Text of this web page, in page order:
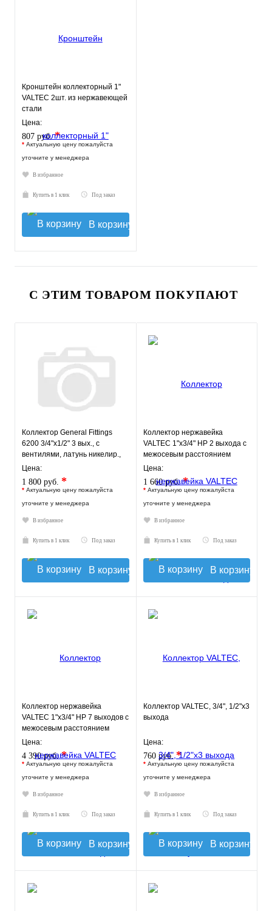
Кронштейн коллекторный 1"
VALTEC 2шт. из нержавеющей
стали
Цена:
807 руб.*
* Актуальную цену пожалуйста
уточните у менеджера
В избранное
Купить в 1 клик Под заказ
В корзину
С ЭТИМ ТОВАРОМ ПОКУПАЮТ
Коллектор General Fittings
6200 3/4"х1/2" 3 вых., c
вентилями, латунь никелир.,
красный
Цена:
1 800 руб. *
* Актуальную цену пожалуйста
уточните у менеджера
В избранное
Купить в 1 клик Под заказ
В корзину
Коллектор нержавейка
VALTEC 1"х3/4" НР 2 выхода с
межосевым расстоянием
выходов 50мм
Цена:
1 660 руб.*
* Актуальную цену пожалуйста
уточните у менеджера
В избранное
Купить в 1 клик Под заказ
В корзину
Коллектор нержавейка
VALTEC 1"х3/4" НР 7 выходов с
межосевым расстоянием
выходов 50мм
Цена:
4 390 руб.*
* Актуальную цену пожалуйста
уточните у менеджера
В избранное
Купить в 1 клик Под заказ
В корзину
Коллектор VALTEC, 3/4", 1/2"х3
выхода
Цена:
760 руб.*
* Актуальную цену пожалуйста
уточните у менеджера
В избранное
Купить в 1 клик Под заказ
В корзину